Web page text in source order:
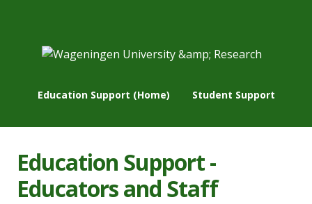
Education Support (Home) Student Support
Education Support -
Educators and Staff